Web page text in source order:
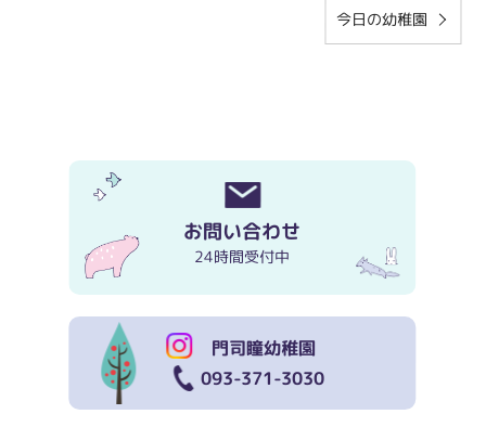
今日の幼稚園
お問い合わせ
24時間受付中
門司瞳幼稚園
093-371-3030